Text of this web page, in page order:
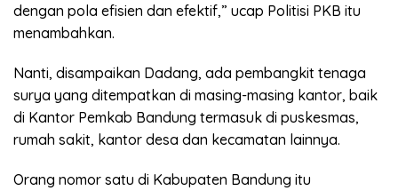
dengan pola efisien dan efektif,” ucap Politisi PKB itu
menambahkan.
Nanti, disampaikan Dadang, ada pembangkit tenaga
surya yang ditempatkan di masing-masing kantor, baik
di Kantor Pemkab Bandung termasuk di puskesmas,
rumah sakit, kantor desa dan kecamatan lainnya.
Orang nomor satu di Kabupaten Bandung itu